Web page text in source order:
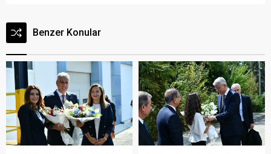
Benzer Konular